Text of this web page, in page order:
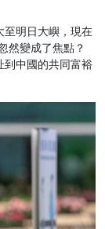
至明日大嶼，現在
然變成了焦點？
到中國的共同富裕